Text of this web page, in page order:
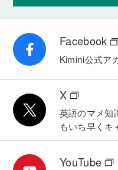
Facebook
Kimini公式ア
X
英語のマメ知
もいち早くキ
YouTube